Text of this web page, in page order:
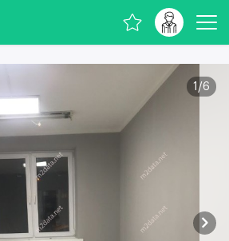
1 /6